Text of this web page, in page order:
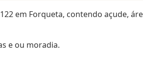
em Forqueta, contendo açude,
e ou moradia.